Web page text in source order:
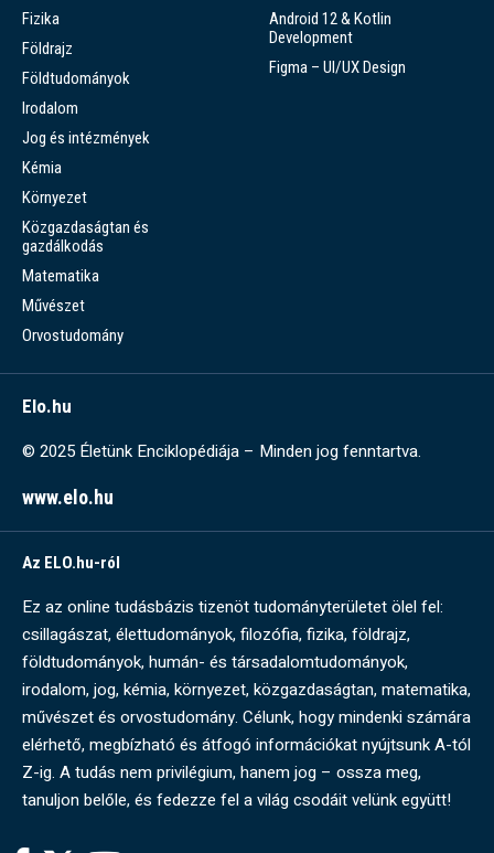
Fizika
Földrajz
Földtudományok
Irodalom
Jog és intézmények
Kémia
Környezet
Közgazdaságtan és
gazdálkodás
Matematika
Művészet
Orvostudomány
Android 12 & Kotlin
Development
Figma – UI/UX Design
Elo.hu
© 2025 Életünk Enciklopédiája – Minden jog fenntartva.
www.elo.hu
Az ELO.hu-ról
Ez az online tudásbázis tizenöt tudományterületet ölel fel:
csillagászat, élettudományok, filozófia, fizika, földrajz,
földtudományok, humán- és társadalomtudományok,
irodalom, jog, kémia, környezet, közgazdaságtan, matematika,
művészet és orvostudomány. Célunk, hogy mindenki számára
elérhető, megbízható és átfogó információkat nyújtsunk A-tól
Z-ig. A tudás nem privilégium, hanem jog – ossza meg,
tanuljon belőle, és fedezze fel a világ csodáit velünk együtt!